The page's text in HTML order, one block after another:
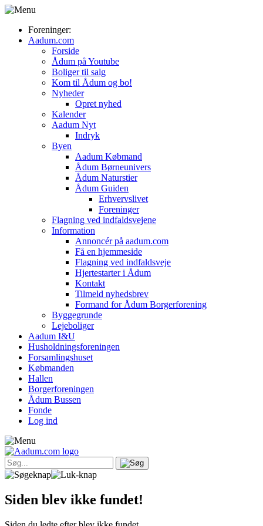
Foreninger:
Aadum.com
Forside
Ådum på Youtube
Boliger til salg
Kom til Ådum og bo!
Nyheder
Opret nyhed
Kalender
Aadum Nyt
Indryk
Byen
Aadum Købmand
Ådum Børneunivers
Ådum Naturstier
Ådum Guiden
Erhvervslivet
Foreninger
Flagning ved indfaldsvejene
Information
Annoncér på aadum.com
Få en hjemmeside
Flagning ved indfaldsveje
Hjertestarter i Ådum
Kontakt
Tilmeld nyhedsbrev
Formand for Ådum Borgerforening
Byggegrunde
Lejeboliger
Aadum I&U
Husholdningsforeningen
Forsamlingshuset
Købmanden
Hallen
Borgerforeningen
Ådum Bussen
Fonde
Log ind
Siden blev ikke fundet!